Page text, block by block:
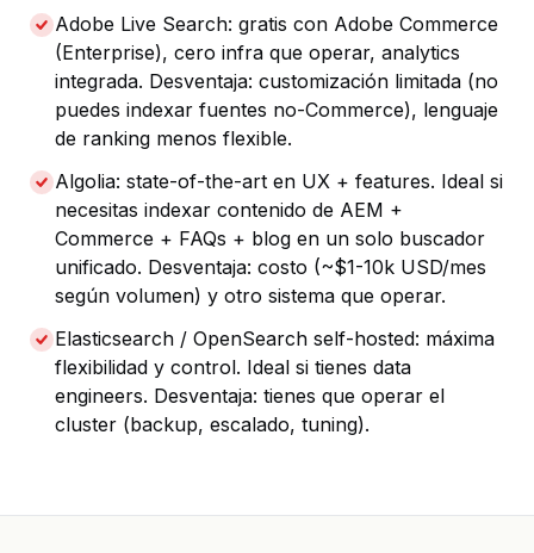
Adobe Live Search: gratis con Adobe Commerce
(Enterprise), cero infra que operar, analytics
integrada. Desventaja: customización limitada (no
puedes indexar fuentes no-Commerce), lenguaje
de ranking menos flexible.
Algolia: state-of-the-art en UX + features. Ideal si
necesitas indexar contenido de AEM +
Commerce + FAQs + blog en un solo buscador
unificado. Desventaja: costo (~$1-10k USD/mes
según volumen) y otro sistema que operar.
Elasticsearch / OpenSearch self-hosted: máxima
flexibilidad y control. Ideal si tienes data
engineers. Desventaja: tienes que operar el
cluster (backup, escalado, tuning).